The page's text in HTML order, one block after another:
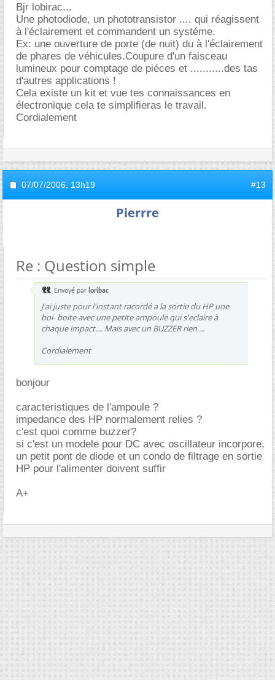
Bjr lobirac...
Une photodiode, un phototransistor .... qui réagissent
à l'éclairement et commandent un systéme.
Ex: une ouverture de porte (de nuit) du à l'éclairement
de phares de véhicules.Coupure d'un faisceau
lumineux pour comptage de piéces et ...........des tas
d'autres applications !
Cela existe un kit et vue tes connaissances en
électronique cela te simplifieras le travail.
Cordialement
07/07/2006, 13h19 #13
Pierrre
Re : Question simple
Envoyé par loribac
J'ai juste pour l'instant racordé a la sortie du HP une
boi- boite avec une petite ampoule qui s'eclaire à
chaque impact.... Mais avec un BUZZER rien ...
Cordialement
bonjour
caracteristiques de l'ampoule ?
impedance des HP normalement relies ?
c'est quoi comme buzzer?
si c'est un modele pour DC avec oscillateur incorpore,
un petit pont de diode et un condo de filtrage en sortie
HP pour l'alimenter doivent suffir
A+